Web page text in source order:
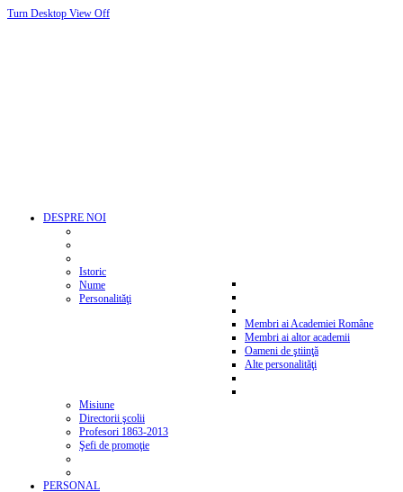
Turn Desktop View Off
DESPRE NOI
Istoric
Nume
Personalităţi
Membri ai Academiei Române
Membri ai altor academii
Oameni de ştiinţă
Alte personalităţi
Misiune
Directorii şcolii
Profesori 1863-2013
Şefi de promoţie
PERSONAL